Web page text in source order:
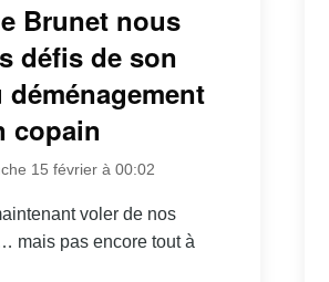
Brunet nous
défis de son
déménagement
copain
15 février à 00:02
voler de nos
mais pas encore tout à